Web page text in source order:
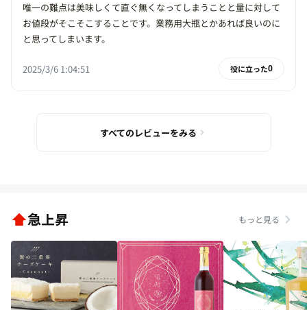
唯一の難点は美味しくて直ぐ無くなってしまうことと量に対して
お値段がそこそこすることです。業務用大瓶とかあれば良いのに
と思ってしまいます。
2025/3/6 1:04:51 役に立った0
すべてのレビューをみる
急上昇 もっと見る